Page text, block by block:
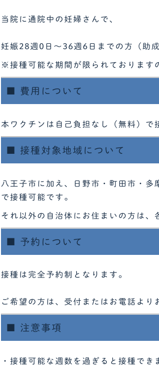
当院に通院中の妊婦さんで、
妊娠28週0日〜36週6日までの方（助
※接種可能な期間が限られております
■ 費用について
本ワクチンは自己負担なし（無料）で
■ 接種対象地域について
八王子市に加え、日野市・町田市・
で接種可能です。
それ以外の自治体にお住まいの方は、
■ 予約について
接種は 完全予約制 となります。
ご希望の方は、受付またはお電話より
■ 注意事項
・接種可能な週数を過ぎると接種でき